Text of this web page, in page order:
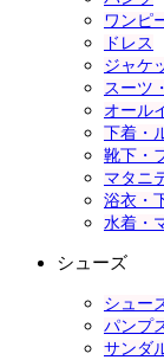
ワンピ
ドレス
ジャケ
スーツ
オール
下着・
靴下・
マタニ
浴衣・
水着・
シューズ
シュー
パンプ
サンダ